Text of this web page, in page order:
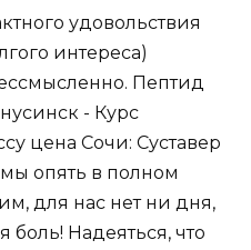
удовольствия
интереса)
Пептид
- Курс
цена Сочи: Суставер
опять в полном
для нас нет ни дня,
Надеяться, что